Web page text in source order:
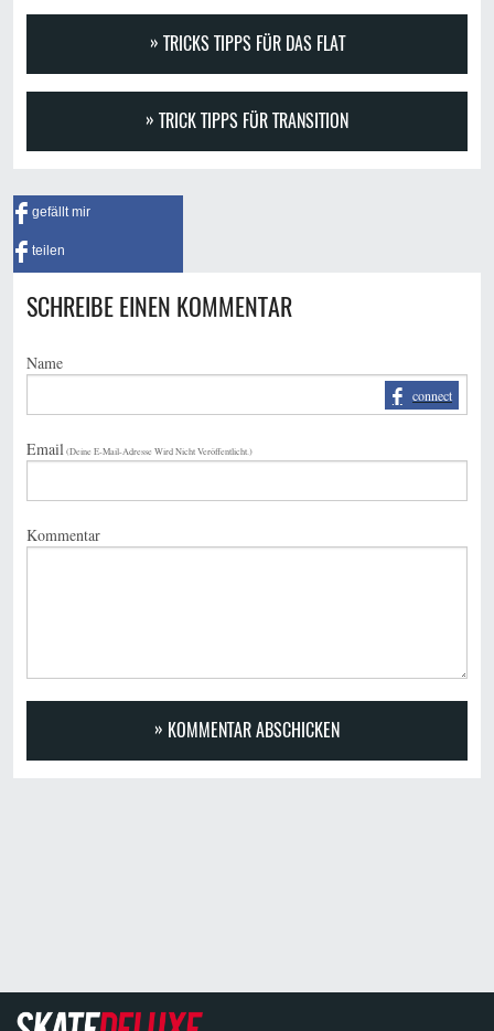
TRICKS TIPPS FÜR DAS FLAT
TRICK TIPPS FÜR TRANSITION
gefällt mir
teilen
SCHREIBE EINEN KOMMENTAR
Name
Email(Deine E-Mail-Adresse Wird Nicht Veröffentlicht.)
Kommentar
KOMMENTAR ABSCHICKEN